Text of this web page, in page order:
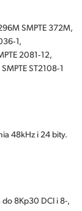
SMPTE 372M,
2081‑12,
ST2108‑1
48kHz i 24 bity.
8Kp30 DCI i 8-,